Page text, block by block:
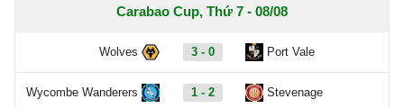
Carabao Cup, Thứ 7 - 08/08
Wolves 3 - 0 Port Vale
Wycombe Wanderers 1 - 2 Stevenage